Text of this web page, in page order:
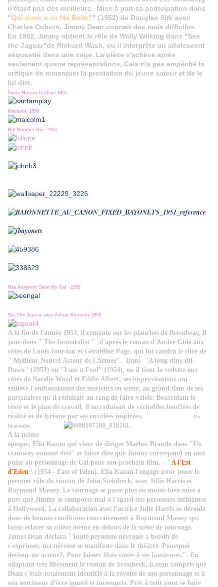
n'étant pas des meilleurs. Mise à part sa participation dans
"Qui donc a vu Ma Belle?" (1952) de Douglas Sirk avec
Charles Coburn, Jimmy Dean connait des mois difficiles.
En 1952, Jimmy obtient le rôle de Wally Wilking dans "See
the Jaguar"de Richard Wash, ou il interpréte un adolescent
séquestré dans une cage. La pièce s'achève après
seulement quatre représentations. Cela n'a pas empêché la
critique de remarquer la prestation du jeune acteur et de le
lui dire.
Santa Monica College 1951
Macbeth: 1950
Hill Number One -1951
Has Anybody Seen My Gal -1952
See The Jaguar avec Arthur Kennedy 1952
A la fin de l'année 1953, il remonte sur les planches de Broadway, il
joue dans " The Immoralist " ,d'après le roman d'André Gide aux
côtés de Louis Jourdan et Géraldine Page, qui lui vaudra le titre de
" Meilleur Nouvel Acteur de l'Armée". Dans "A long time till
Dawn " (1953) ou " I am a Fool " (1954), ou il tient la vedette aux
côtés de Natalie Wood et Eddie Albert, ses improvisations ont
soulevé l'enthousiasme des metteurs en scène, au grand dam de ses
partenaires qu'il réduisait au rang de faire-valoir. Bousculant le
texte et le plan de travail, il introduisait de véritables bouffées de
réalité et de lyrisme par ses envolées inspirées.
The
Immoralist
Ala même
époque, Elia Kazan qui vient de diriger Marlon Brando dans "Un
tramway nommé dési" se laisse dire que Jimmy correspond en tout
point au personnage de Cal pour son prochain film, --"A l'Est
d'Eden" (1954 - East of Eden). Elia Kazan l'engage pour jouer le
premier rôle du roman de John Steinbeck, avec Julie Harris et
Raymond Massey. Le tournage se passe plus ou moins bien mise à
part que Jimmy se comporte mal à l'égard des personnes influantes
à Hollywood. La collaboration avec l'actrice Julie Harris se déroule
dans de bonnes conditions contrairement à Raymond Massey qui
laisse éclater sa colère même en dehors de la scène de tournage.
James Dean déclara "Toute personne névrosée a besoin de
s'exprimer, ma névrose se manifeste dans le théâtre. Pourquoi
devient-on acteur?. Pour laisser libre cours à ses fantasmes." . En
adaptant très librement le roman de Steinbeck, Kazan compris que
Dean s'était totalement identifié à la révolte de son personnage et à
son sentiment d'être ignoré et incompris. Prêt à tout pour se faire